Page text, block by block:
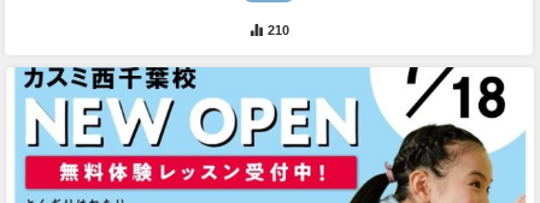
210